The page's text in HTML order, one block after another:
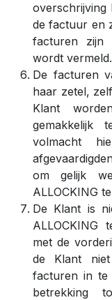
overschrijving
de factuur en
facturen zijn
wordt vermeld.
De facturen
haar zetel,
Klant
gemakkelijk
volmacht
om gelijk
ALLOCKING
De Klant is
ALLOCKING
met de
de Klant
facturen in te
betrekking